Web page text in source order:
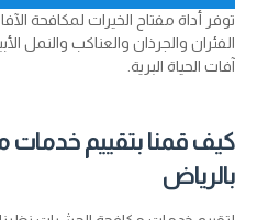
توفر أداة مفتاح الخيرات لمكافحة
الفئران والجرذان والعناكب والنمل
آفات الحياة البرية.
كيف قمنا بتقييم خدمات
بالرياض